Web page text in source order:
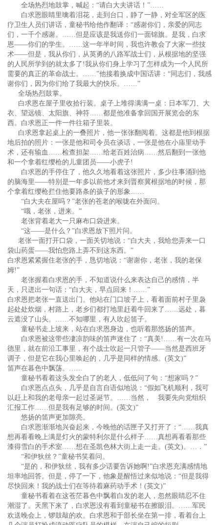
全场热烈地鼓掌，喊起：“请白大夫讲话！”……
白求恩眼睛里噙着泪花，走到台口，静了一静，对全军区的医
疗卫生人员们讲话，童秘书给他作翻译：“感谢你们，亲爱的同志
们，一千个感谢。……但是应该是我送你们一面锦旗。是我，白求
恩——你们的学生。……这一年半时间，我也许教会了大家一些技
术——但是，我从你们，从英勇的八路军战士们，从根据地的坚强
的人民所学到的就太多了!我从你们身上学习了怎样成为一个人民所
需要的真正的革命战士。……”他接着换成中国话讲：“同志们，我感
谢你们，因为你们给了我最大的快乐。……”
全场热烈鼓掌。
白求恩在屋子里收拾行装。桌子上堆得满满一桌：日本军刀、大
衣、望远镜、太阳旗、神符……都是他准备拿回国开展览会的东
西。白求恩正一件一件往箱子里装。
白求恩拿起桌上的一叠照片，他一张张翻阅着。这都是他到根据
地后拍的照片：一张是他和司令员在谈话，一张是他在小庙里动手
术，还有输血……检查担架……给老百姓治病……然后翻到一张他
和一个拿着红缨枪的儿童团员——小虎子!
白求恩的手停住了，他久久地看着这张照片，多少往事涌到他
的脑海里——特别是一年多以前他才来到晋察冀根据地的时候，那
个拿着红缨枪拦住他要路条的孩子的形象……
“白大夫在屋吗？”老张的苍老的喉咙在外面问。
“哦，老张，进来。”
老张背着老大一只麻布口袋进来。
“这——是什么？”白求恩放下照片问。
老张一面打开口袋，一面关切地说：“白大夫，我给您弄来一口
袋山药蛋——我怕您路上弄不到这东西。”
白求恩紧紧握住老张的手，恳切地说：“谢谢你，老张，我的老保
姆!”
老张握着白求恩的手，不知道说什么来表达自己的感情，半
天，只迸出一句话：“白大夫，早点回来！……”
白求恩把老张一直送出门。他站在门口坡子上，看着面前村子里袅
起处处炊烟，村路上，老乡们都打地里赶着牛回来了……远处，暮
云遮没了山头。……不知哪里，有人吹起笛子。
童秘书走上坡来，站在白求恩身边，也听着那悠扬的笛声。
白求恩被这带些凄凉韵味的笛声迷住了：“真美!……有一次在马
德里，就在前沿工事里，有个战士吹起一只管子——当然是西班牙
调子，但是它在我心里唤起的，几乎是同样的情感。(英文)”
笛声在暮色中飘荡。……
童秘书看着这头发全白了的老人，低低问了句：“想家吗？”
白求恩点点头，几乎是自言自语似地说：“假如飞机顺利，我可
以赶上和我的老母亲一起过圣诞节。……当然， 我要先向党组织
汇报工作……但是我有足够的时间。(英文)”
悠扬的笛声更加隙亮。
白求恩渐渐地兴奋起来，今晚他的话匣子又打开了：“……我真
想再看看晚上满是灯火的蒙特利尔是什么样子……真想再看看那些
漆得雪白的手术室……想在圣凯色林大街上走一走。(英文)。…．”
“和伊狄丝？”童秘书笑着问。
“是的，和伊狄丝，我有多少话要告诉她啊!”白求恩充满感情地
坦率地回答。但是，停了一下，他象是醒悟过来似地说：“但是我得
尽快回来！我的战士们在等待着麻药动手术！(英文)”
童秘书看着在这苍茫暮色中飘着白发的老人，忽然眼睛忍不住
潮湿了。天黑下来了，白求恩没有看到童秘书在擦眼泪。……军民
欢送晚会上，锣鼓敲的欢。白求恩和于部长坐在第一排，看着台上